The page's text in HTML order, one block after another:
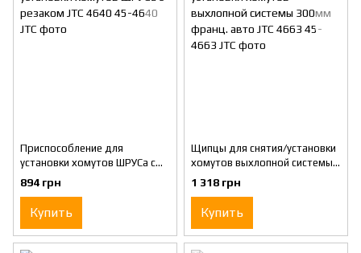
Приспособление для
установки хомутов ШРУСа с
резаком JTC 4640
894 грн
Купить
Щипцы для снятия/установки
хомутов выхлопной системы
300мм франц. авто JTC 4663
1 318 грн
Купить